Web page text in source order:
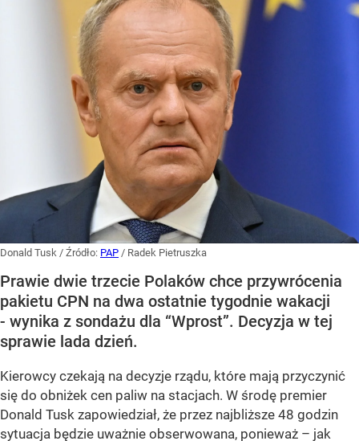
Donald Tusk / Źródło: PAP / Radek Pietruszka
Prawie dwie trzecie Polaków chce przywrócenia
pakietu CPN na dwa ostatnie tygodnie wakacji
- wynika z sondażu dla “Wprost”. Decyzja w tej
sprawie lada dzień.
Kierowcy czekają na decyzje rządu, które mają przyczynić
się do obniżek cen paliw na stacjach. W środę premier
Donald Tusk zapowiedział, że przez najbliższe 48 godzin
sytuacja będzie uważnie obserwowana, ponieważ – jak